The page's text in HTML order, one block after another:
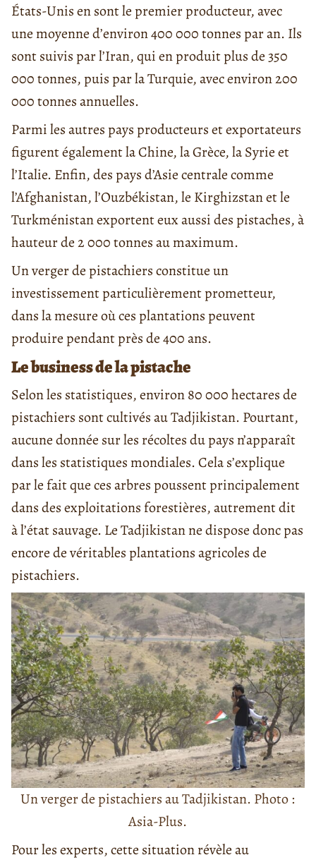
États-Unis en sont le premier producteur, avec
une moyenne d’environ 400 000 tonnes par an. Ils
sont suivis par l’Iran, qui en produit plus de 350
000 tonnes, puis par la Turquie, avec environ 200
000 tonnes annuelles.
Parmi les autres pays producteurs et exportateurs
figurent également la Chine, la Grèce, la Syrie et
l’Italie. Enfin, des pays d’Asie centrale comme
l’Afghanistan, l’Ouzbékistan, le Kirghizstan et le
Turkménistan exportent eux aussi des pistaches, à
hauteur de 2 000 tonnes au maximum.
Un verger de pistachiers constitue un
investissement particulièrement prometteur,
dans la mesure où ces plantations peuvent
produire pendant près de 400 ans.
Le business de la pistache
Selon les statistiques, environ 80 000 hectares de
pistachiers sont cultivés au Tadjikistan. Pourtant,
aucune donnée sur les récoltes du pays n’apparaît
dans les statistiques mondiales. Cela s’explique
par le fait que ces arbres poussent principalement
dans des exploitations forestières, autrement dit
à l’état sauvage. Le Tadjikistan ne dispose donc pas
encore de véritables plantations agricoles de
pistachiers.
Un verger de pistachiers au Tadjikistan. Photo :
Asia-Plus.
Pour les experts, cette situation révèle au